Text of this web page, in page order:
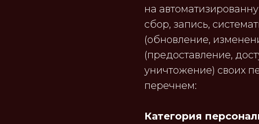
на
сбор, запись,
(обновление,
(предоставление,
уничтожение) своих
перечнем:
Категория